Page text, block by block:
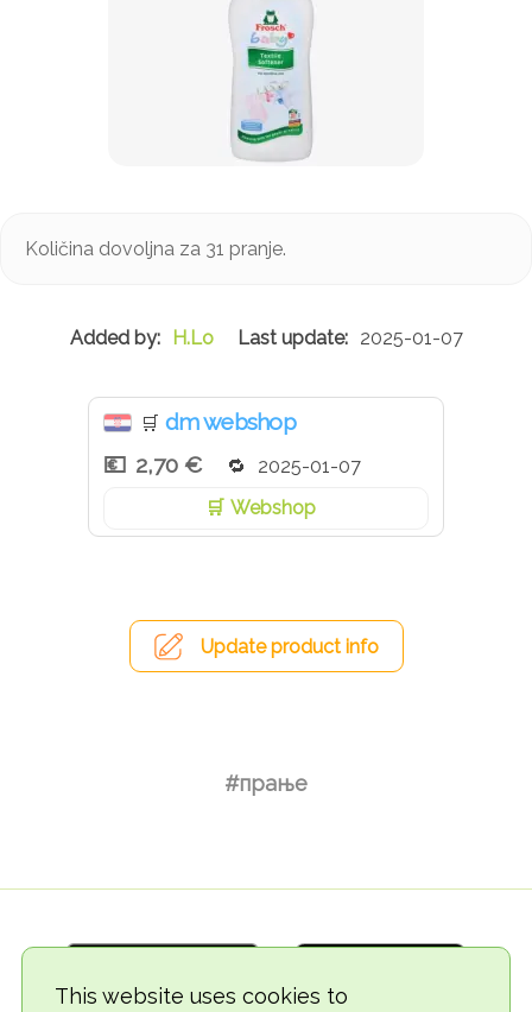
This website uses cookies to
Količina dovoljna za 31 pranje.
H.Lo 2025-01-07
🛒 dm webshop
2,70 €
2025-01-07
Webshop
Update product info
#прање